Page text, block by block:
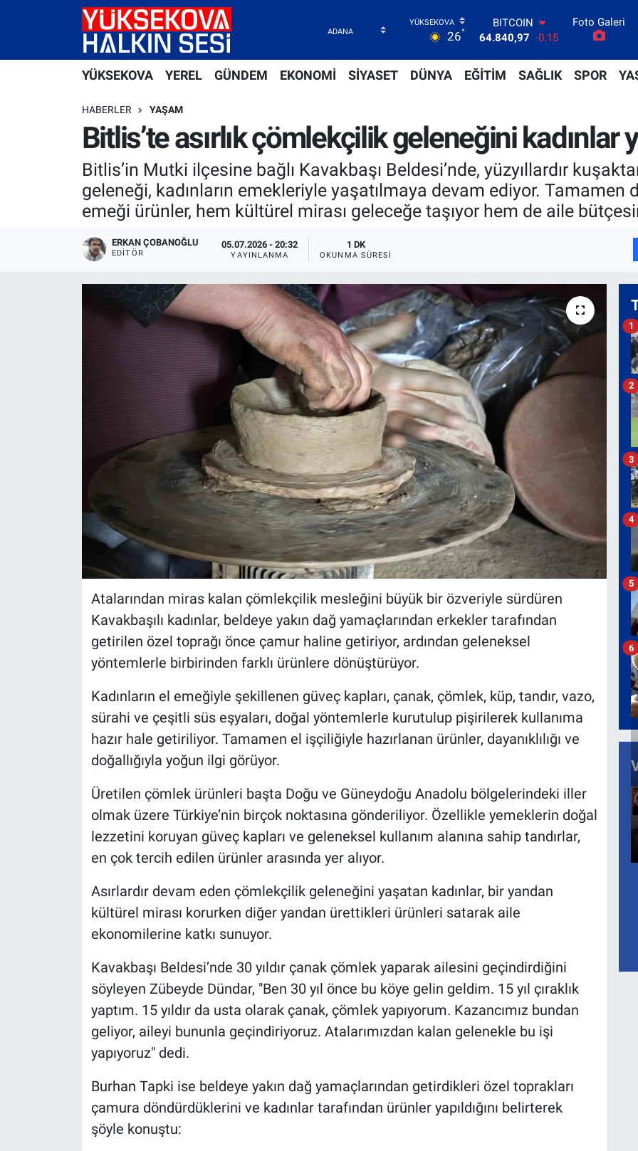
26°
DOLAR
47,7436
0.18
EURO
55,2510 0.32
6660.55 0
BİST100
13.779
-14
Foto Galeri
YÜKSEKOVA YEREL GÜNDEM EKONOMİ SİYASET DÜNYA EĞİTİM SAĞLIK SPOR
HABERLER YAŞAM
Bitlis’te asırlık çömlekçilik geleneğini kadınlar
Bitlis’in Mutki ilçesine bağlı Kavakbaşı Beldesi’nde, yüzyıllardır
geleneği, kadınların emekleriyle yaşatılmaya devam ediyor.
emeği ürünler, hem kültürel mirası geleceğe taşıyor hem de aile
ERKAN ÇOBANOĞLU
EDITÖR
05.07.2026 - 20:32
YAYINLANMA
1 DK
OKUNMA SÜRESI
Atalarından miras kalan çömlekçilik mesleğini büyük bir özveriyle sürdüren
Kavakbaşılı kadınlar, beldeye yakın dağ yamaçlarından erkekler tarafından
getirilen özel toprağı önce çamur haline getiriyor, ardından geleneksel
yöntemlerle birbirinden farklı ürünlere dönüştürüyor.
Kadınların el emeğiyle şekillenen güveç kapları, çanak, çömlek, küp, tandır, vazo,
sürahi ve çeşitli süs eşyaları, doğal yöntemlerle kurutulup pişirilerek kullanıma
hazır hale getiriliyor. Tamamen el işçiliğiyle hazırlanan ürünler, dayanıklılığı ve
doğallığıyla yoğun ilgi görüyor.
Üretilen çömlek ürünleri başta Doğu ve Güneydoğu Anadolu bölgelerindeki iller
olmak üzere Türkiye’nin birçok noktasına gönderiliyor. Özellikle yemeklerin doğal
lezzetini koruyan güveç kapları ve geleneksel kullanım alanına sahip tandırlar,
en çok tercih edilen ürünler arasında yer alıyor.
Asırlardır devam eden çömlekçilik geleneğini yaşatan kadınlar, bir yandan
kültürel mirası korurken diğer yandan ürettikleri ürünleri satarak aile
ekonomilerine katkı sunuyor.
Kavakbaşı Beldesi’nde 30 yıldır çanak çömlek yaparak ailesini geçindirdiğini
söyleyen Zübeyde Dündar, "Ben 30 yıl önce bu köye gelin geldim. 15 yıl çıraklık
yaptım. 15 yıldır da usta olarak çanak, çömlek yapıyorum. Kazancımız bundan
geliyor, aileyi bununla geçindiriyoruz. Atalarımızdan kalan gelenekle bu işi
yapıyoruz" dedi.
Burhan Tapki ise beldeye yakın dağ yamaçlarından getirdikleri özel toprakları
çamura döndürdüklerini ve kadınlar tarafından ürünler yapıldığını belirterek
şöyle konuştu:
1
2
3
4
5
6
Yüksekova Nöbetçi Eczaneler
Yüksekova Trafik Yoğunluk Haritası
Süper Lig Puan Durumu ve Fikstür
Tüm Manşetler
Son Dakika Haberleri